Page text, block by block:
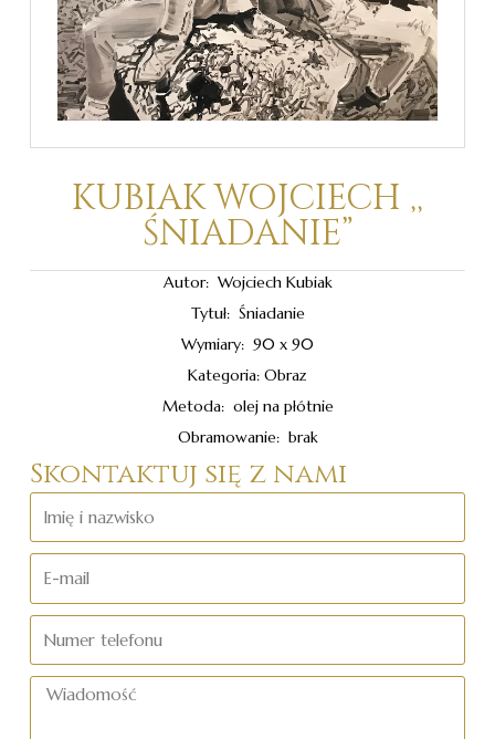
KUBIAK WOJCIECH ,,
ŚNIADANIE”
Autor: Wojciech Kubiak
Tytuł: Śniadanie
Wymiary: 90 x 90
Kategoria: Obraz
Metoda: olej na płótnie
Obramowanie: brak
Skontaktuj się z nami
i
mail
telefonu
Wiadomość